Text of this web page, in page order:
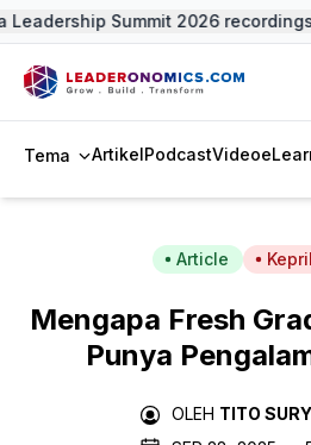
Summit 2026 recordings
Tema ArtikelPodcastVideo
Article
Mengapa Fresh
Punya
OLEH TITO